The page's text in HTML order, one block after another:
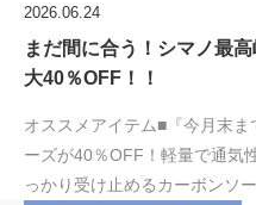
2026.06.24
まだ間に合う！シマノ最
大40％OFF！！
オススメアイテム■『今月末
ーズが40％OFF！軽量で通気
っかり受け止めるカーボンソ